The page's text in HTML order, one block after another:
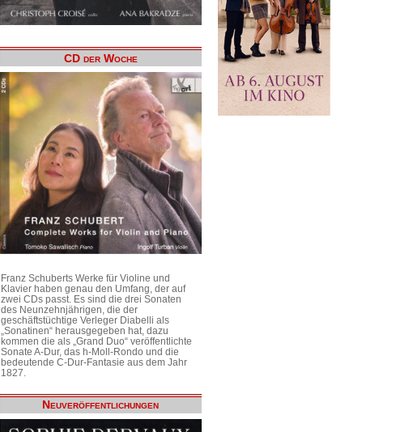
CD der Woche
Franz Schuberts Werke für Violine und
Klavier haben genau den Umfang, der auf
zwei CDs passt. Es sind die drei Sonaten
des Neunzehnjährigen, die der
geschäftstüchtige Verleger Diabelli als
„Sonatinen“ herausgegeben hat, dazu
kommen die als „Grand Duo“ veröffentlichte
Sonate A-Dur, das h-Moll-Rondo und die
bedeutende C-Dur-Fantasie aus dem Jahr
1827.
Neuveröffentlichungen